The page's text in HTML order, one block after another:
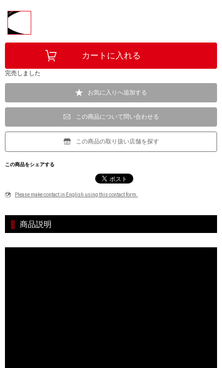
完売しました
お気に入りへ追加する
この商品について問い合わせる
この商品の取り扱い店舗を探す
この商品をシェアする
Please make contact in English using this contact form.
商品説明